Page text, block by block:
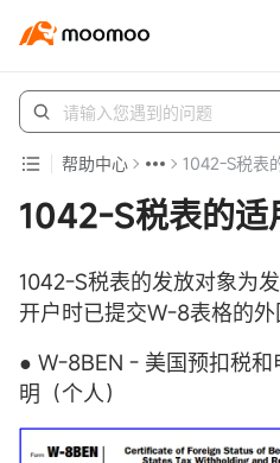
帮助中心 1042-S税表
1042-S税表的适
1042-S税表的发放对象为
开户时已提交W-8表格的外
● W-8BEN - 美国预扣税
明（个人）